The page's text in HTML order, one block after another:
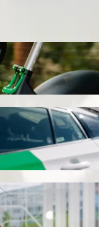
Bolt
Avec Bolt, ce trajet